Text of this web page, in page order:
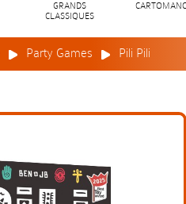
GRANDS
CLASSIQUES
Party Games Pili Pili